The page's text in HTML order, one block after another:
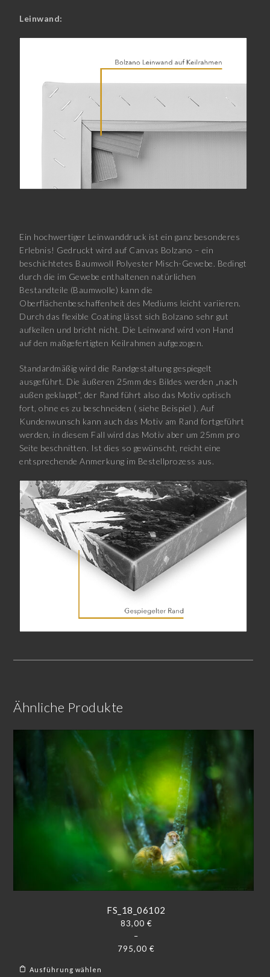
Leinwand:
Ein hochwertiger Leinwanddruck ist ein ganz besonderes
Erlebnis! Gedruckt wird auf Canvas Bolzano – ein
beschichtetes Baumwoll Polyester Misch-Gewebe. Bedingt
durch die im Gewebe enthaltenen natürlichen
Bestandteile (Baumwolle) kann die
Oberflächenbeschaffenheit des Mediums leicht variieren.
Durch das flexible Coating lässt sich Bolzano sehr gut
aufkeilen und bricht nicht. Die Leinwand wird von Hand
auf den maßgefertigten Keilrahmen aufgezogen.
Standardmäßig wird die Randgestaltung gespiegelt
ausgeführt. Die äußeren 25mm des Bildes werden „nach
außen geklappt“, der Rand führt also das Motiv optisch
fort, ohne es zu beschneiden ( siehe Beispiel ). Auf
Kundenwunsch kann auch das Motiv am Rand fortgeführt
werden, in diesem Fall wird das Motiv aber um 25mm pro
Seite beschnitten. Ist dies so gewünscht, reicht eine
entsprechende Anmerkung im Bestellprozess aus.
Ähnliche Produkte
FS_18_06102
83,00 €
–
795,00 €
Ausführung wählen